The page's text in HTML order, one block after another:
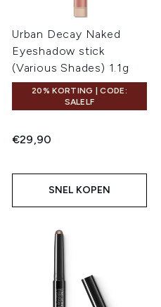
Urban Decay Naked
Eyeshadow stick
(Various Shades) 1.1g
20% KORTING | CODE:
SALELF
€29,90
SNEL KOPEN